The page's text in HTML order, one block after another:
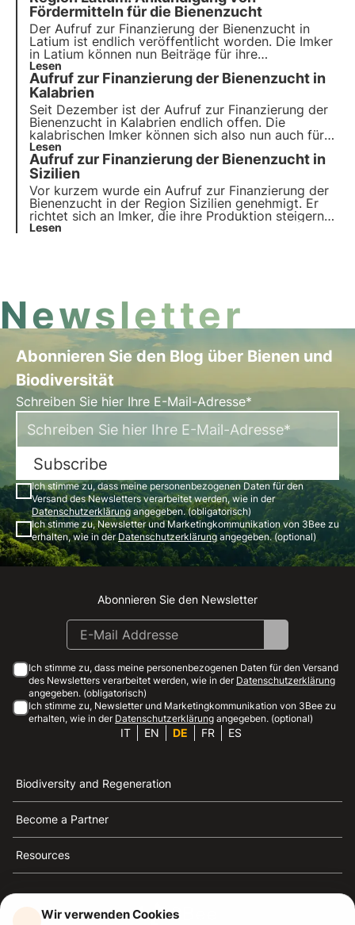
Bienenzucht in Kalabrien zu verbessern.
Fördermitteln für die Bienenzucht
Der Aufruf zur Finanzierung der Bienenzucht in
Latium ist endlich veröffentlicht worden. Die Imker
in Latium können nun Beiträge für ihre
Imkertätigkeit beantragen.
Lesen
Aufruf zur Finanzierung der Bienenzucht in
Kalabrien
Seit Dezember ist der Aufruf zur Finanzierung der
Bienenzucht in Kalabrien endlich offen. Die
kalabrischen Imker können sich also nun auch für
ihre Imkertätigkeit bewerben. Der neue Aufruf zur
Finanzierung wurde mit dem Ziel genehmigt, die
Entwicklung der Bienenzucht zu verbessern.
Lesen
Aufruf zur Finanzierung der Bienenzucht in
Sizilien
Vor kurzem wurde ein Aufruf zur Finanzierung der
Bienenzucht in der Region Sizilien genehmigt. Er
richtet sich an Imker, die ihre Produktion steigern
und die Qualität ihrer Erzeugnisse verbessern
Lesen
Newsletter
Abonnieren Sie den Blog über Bienen und
Biodiversität
Schreiben Sie hier Ihre E-Mail-Adresse*
Subscribe
Ich stimme zu, dass meine personenbezogenen Daten für den
Versand des Newsletters verarbeitet werden, wie in der
Datenschutzerklärungangegeben. (obligatorisch)
Ich stimme zu, Newsletter und Marketingkommunikation von 3Bee zu
erhalten, wie in derDatenschutzerklärungangegeben. (optional)
Instagram
Facebook
Linkedin
Youtube
Abonnieren Sie den Newsletter
Ich stimme zu, dass meine personenbezogenen Daten für den Versand
des Newsletters verarbeitet werden, wie in der Datenschutzerklärung
angegeben. (obligatorisch)
Ich stimme zu, Newsletter und Marketingkommunikation von 3Bee zu
erhalten, wie in der Datenschutzerklärung angegeben. (optional)
IT EN DE FR ES
Biodiversity and Regeneration
Become a Partner
Resources
Wir verwenden Cookies